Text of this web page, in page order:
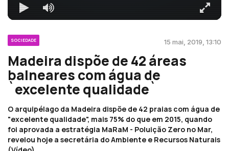
SOCIEDADE 15 mai, 2019, 13:10
Madeira dispõe de 42 áreas
balneares com água de
`excelente qualidade`
O arquipélago da Madeira dispõe de 42 praias com água de
"excelente qualidade", mais 75% do que em 2015, quando
foi aprovada a estratégia MaRaM - Poluição Zero no Mar,
revelou hoje a secretária do Ambiente e Recursos Naturais